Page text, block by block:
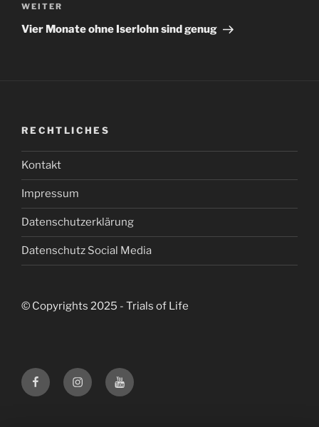
Nächster
Beitrag
WEITER
Vier Monate ohne Iserlohn sind genug
RECHTLICHES
Kontakt
Impressum
Datenschutzerklärung
Datenschutz Social Media
© Copyrights 2025 - Trials of Life
Facebook
Trials
Instagram
Trials
Youtube
Trials